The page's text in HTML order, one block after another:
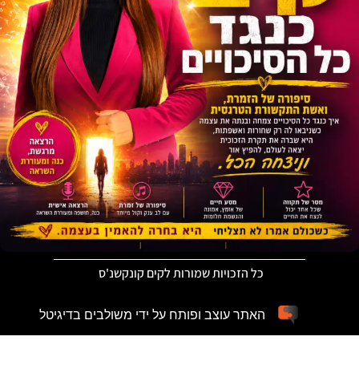
כל הזכויות שמורות לקים קונקשנ'ס
האתר עוצב ופותח על ידי משולבים בדיגיטל